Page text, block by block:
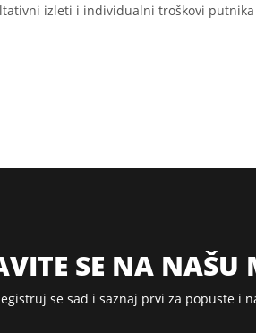
izleti i individualni troškovi putnika
SE NA
se sad i saznaj prvi za popuste i